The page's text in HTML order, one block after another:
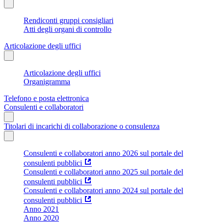
Rendiconti gruppi consigliari
Atti degli organi di controllo
Articolazione degli uffici
Articolazione degli uffici
Organigramma
Telefono e posta elettronica
Consulenti e collaboratori
Titolari di incarichi di collaborazione o consulenza
Consulenti e collaboratori anno 2026 sul portale del
consulenti pubblici
Consulenti e collaboratori anno 2025 sul portale del
consulenti pubblici
Consulenti e collaboratori anno 2024 sul portale del
consulenti pubblici
Anno 2021
Anno 2020